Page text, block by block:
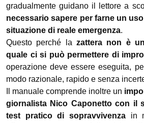
gradualmente guidano il lettore a
necessario sapere per farne un
situazione di reale emergenza.
Questo perché la zattera non è
quale ci si può permettere di
operazione deve essere eseguita,
modo razionale, rapido e senza
Il manuale comprende inoltre un
giornalista Nico Caponetto con il
test pratico di sopravvivenzain